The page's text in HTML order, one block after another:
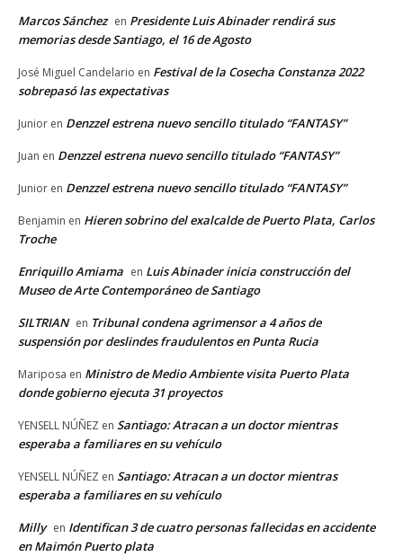
Marcos Sánchez en Presidente Luis Abinader rendirá sus
memorias desde Santiago, el 16 de Agosto
José Miguel Candelario en Festival de la Cosecha Constanza 2022
sobrepasó las expectativas
Junior en Denzzel estrena nuevo sencillo titulado “FANTASY”
Juan en Denzzel estrena nuevo sencillo titulado “FANTASY”
Junior en Denzzel estrena nuevo sencillo titulado “FANTASY”
Benjamin en Hieren sobrino del exalcalde de Puerto Plata, Carlos
Troche
Enriquillo Amiama en Luis Abinader inicia construcción del
Museo de Arte Contemporáneo de Santiago
SILTRIAN en Tribunal condena agrimensor a 4 años de
suspensión por deslindes fraudulentos en Punta Rucia
Mariposa en Ministro de Medio Ambiente visita Puerto Plata
donde gobierno ejecuta 31 proyectos
YENSELL NÚÑEZ en Santiago: Atracan a un doctor mientras
esperaba a familiares en su vehículo
YENSELL NÚÑEZ en Santiago: Atracan a un doctor mientras
esperaba a familiares en su vehículo
Milly en Identifican 3 de cuatro personas fallecidas en accidente
en Maimón Puerto plata